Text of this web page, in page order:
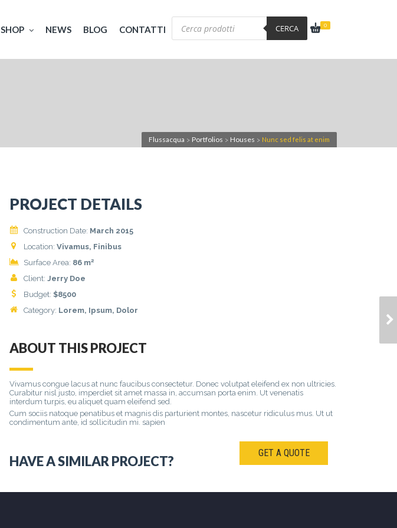
0
SHOP NEWS BLOG CONTATTI
Products
search CERCA
Flussacqua > Portfolios > Houses > Nunc sed felis at enim
PROJECT DETAILS
Construction Date: March 2015
Location: Vivamus, Finibus
Surface Area: 86 m2
Client: Jerry Doe
Budget: $8500
Category: Lorem, Ipsum, Dolor
ABOUT THIS PROJECT
Vivamus congue lacus at nunc faucibus consectetur. Donec volutpat eleifend ex non ultricies.
Curabitur nisl justo, imperdiet sit amet massa in, accumsan porta enim. Ut venenatis
interdum turpis, eu aliquet quam eleifend sed.
Cum sociis natoque penatibus et magnis dis parturient montes, nascetur ridiculus mus. Ut ut
condimentum ante, id sollicitudin mi. sapien
HAVE A SIMILAR PROJECT?
GET A QUOTE